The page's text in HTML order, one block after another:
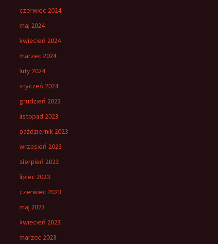
czerwiec 2024
maj 2024
kwiecień 2024
marzec 2024
luty 2024
styczeń 2024
grudzień 2023
listopad 2023
październik 2023
wrzesień 2023
sierpień 2023
lipiec 2023
czerwiec 2023
maj 2023
kwiecień 2023
marzec 2023